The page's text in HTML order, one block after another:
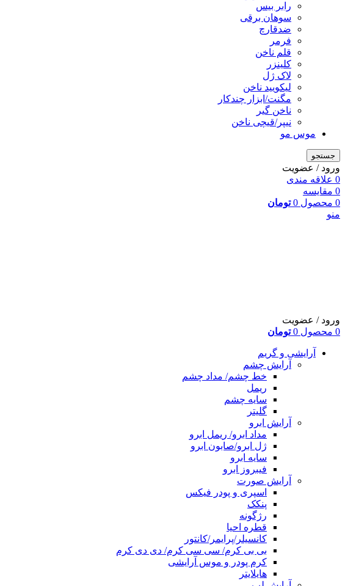
رابر بیس
سوهان برقی
ضدقارچ
فرمر
قلم ناخن
کلینزر
لاک ژل
لیکوييد ناخن
مگنت/ابزار چندکار
ناخن گیر
نیپر/قیچی ناخن
موس مو
جستجو
ورود / عضویت
0 علاقه مندی
0 مقایسه
0 محصول 0 تومان
منو
ورود / عضویت
0 محصول 0 تومان
آرایشی و گریم
آرایش چشم
خط چشم/ مداد چشم
ریمل
سایه چشم
گلیتر
آرایش ابرو
مداد ابرو/ ریمل ابرو
ژل ابرو/صابون ابرو
سایه ابرو
فیبروز ابرو
آرایش صورت
اسپری و پودر فیکس
پنکک
رژگونه
قطره احیا
کانسیلر/پرایمر/کانتور
بی بی کرم/ سی سی کرم/ دی دی کرم
کرم پودر و موس آرایشی
هایلایتر